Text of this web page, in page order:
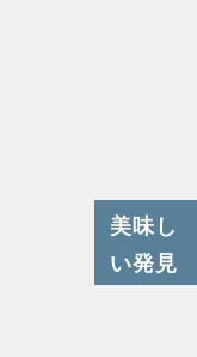
美味し
い発見